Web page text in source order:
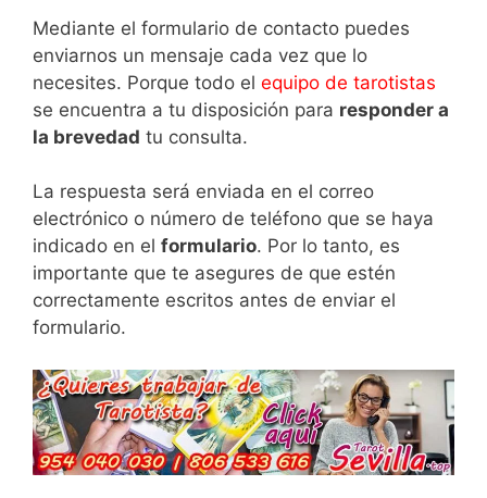
Mediante el formulario de contacto puedes
enviarnos un mensaje cada vez que lo
necesites. Porque todo el equipo de tarotistas
se encuentra a tu disposición para responder a
la brevedad tu consulta.
La respuesta será enviada en el correo
electrónico o número de teléfono que se haya
indicado en el formulario. Por lo tanto, es
importante que te asegures de que estén
correctamente escritos antes de enviar el
formulario.